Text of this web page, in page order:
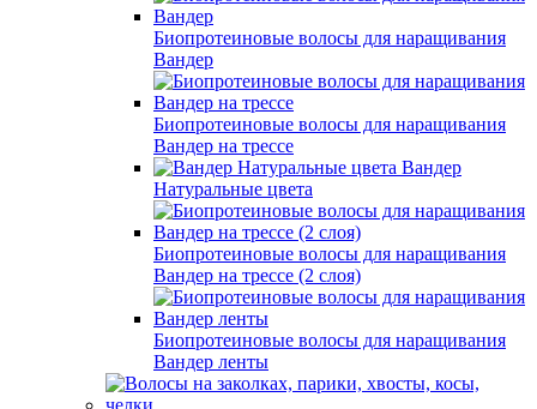
Биопротеиновые волосы для наращивания
Вандер
Биопротеиновые волосы для наращивания
Вандер на трессе
Вандер
Натуральные цвета
Биопротеиновые волосы для наращивания
Вандер на трессе (2 слоя)
Биопротеиновые волосы для наращивания
Вандер ленты